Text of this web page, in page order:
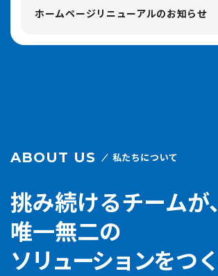
ホームページリニューアルのお知らせ
ABOUT US 私たちについて
挑み続けるチームが、
唯一無二の
ソリューションをつ